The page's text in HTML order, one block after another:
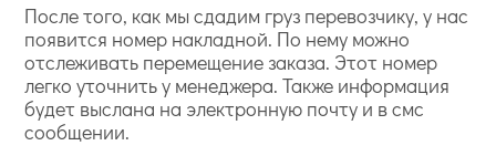
После того, как мы сдадим груз перевозчику, у нас
появится номер накладной. По нему можно
отслеживать перемещение заказа. Этот номер
легко уточнить у менеджера. Также информация
будет выслана на электронную почту и в смс
сообщении.